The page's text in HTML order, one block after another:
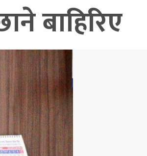
बाहिरिए